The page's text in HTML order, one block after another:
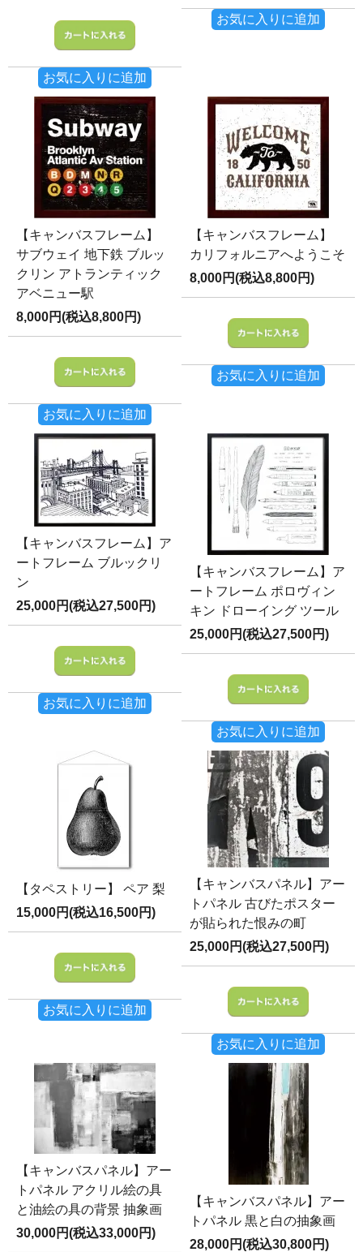
お気に入りに追加
お気に入りに追加
【キャンバスフレーム】
サブウェイ 地下鉄 ブルッ
クリン アトランティック
アベニュー駅
8,000円(税込8,800円)
お気に入りに追加
【キャンバスフレーム】
カリフォルニアへようこそ
8,000円(税込8,800円)
お気に入りに追加
【キャンバスフレーム】ア
ートフレーム ブルックリ
ン
25,000円(税込27,500円)
お気に入りに追加
【キャンバスフレーム】ア
ートフレーム ポロヴィン
キン ドローイング ツール
25,000円(税込27,500円)
お気に入りに追加
【タペストリー】 ペア 梨
15,000円(税込16,500円)
お気に入りに追加
【キャンバスパネル】アー
トパネル 古びたポスター
が貼られた恨みの町
25,000円(税込27,500円)
お気に入りに追加
【キャンバスパネル】アー
トパネル アクリル絵の具
と油絵の具の背景 抽象画
30,000円(税込33,000円)
【キャンバスパネル】アー
トパネル 黒と白の抽象画
28,000円(税込30,800円)